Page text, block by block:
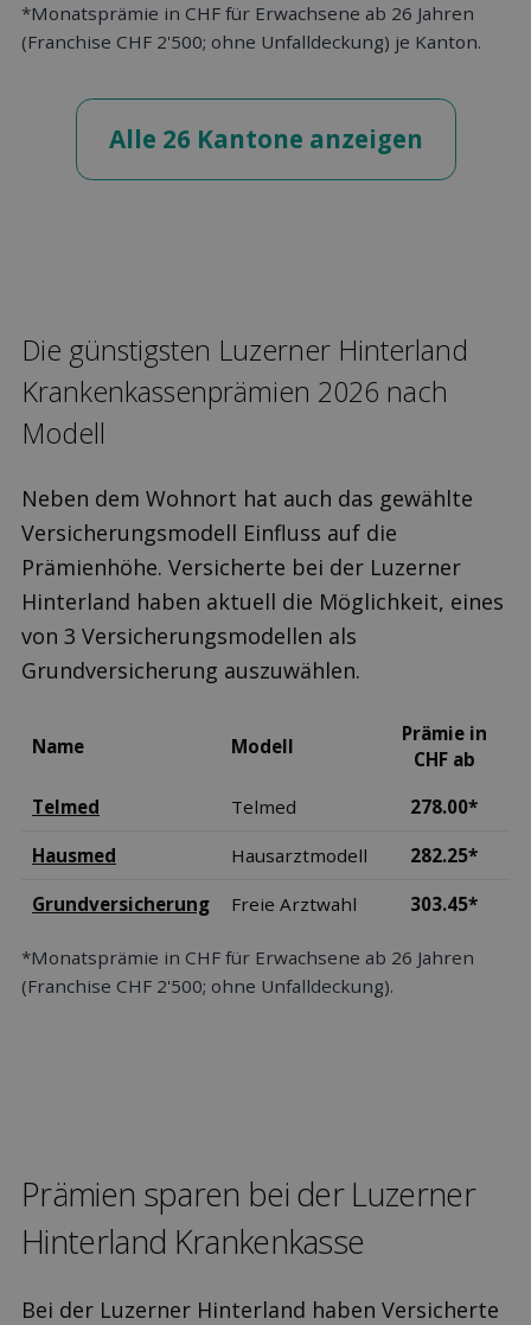
*Monatsprämie in CHF für Erwachsene ab 26 Jahren
(Franchise CHF 2'500; ohne Unfalldeckung) je Kanton.
Alle 26 Kantone anzeigen
Die günstigsten Luzerner Hinterland
Kranken­kassen­prämien 2026 nach
Modell
Neben dem Wohnort hat auch das gewählte
Versicherungsmodell Einfluss auf die
Prämienhöhe. Versicherte bei der Luzerner
Hinterland haben aktuell die Möglichkeit, eines
von 3 Versicherungsmodellen als
Grundversicherung auszuwählen.
Name Modell
Prämie in
CHF ab
Telmed
Telmed 278.00*
Hausmed Hausarztmodell 282.25*
Grundversicherung Freie Arztwahl 303.45*
*Monatsprämie in CHF für Erwachsene ab 26 Jahren
(Franchise CHF 2'500; ohne Unfalldeckung).
Prämien sparen bei der Luzerner
Hinterland Kranken­kasse
Bei der Luzerner Hinterland haben Versicherte